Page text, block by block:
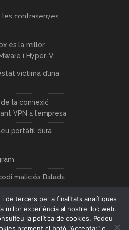
les contrasenyes
és la millor
i Hyper-V
víctima d’una
la connexió
VPN a l’empresa
portàtil dura
maliciós Balada
si podem, i
11
de tercers per a finalitats analítiques
millor experiència al nostre lloc web.
la política de cookies. Podeu
prement el botó "Acceptar" o